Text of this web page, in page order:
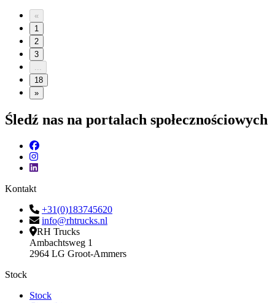
«
1
2
3
...
18
»
Śledź nas na portalach społecznościowych
Kontakt
+31(0)183745620
info@rhtrucks.nl
RH Trucks
Ambachtsweg 1
2964 LG Groot-Ammers
Stock
Stock